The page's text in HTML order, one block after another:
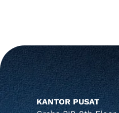
KANTOR PUSAT